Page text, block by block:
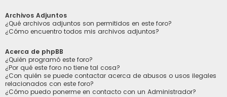
Archivos Adjuntos
¿Qué archivos adjuntos son permitidos en este foro?
¿Cómo encuentro todos mis archivos adjuntos?
Acerca de phpBB
¿Quién programó este foro?
¿Por qué este foro no tiene tal cosa?
¿Con quién se puede contactar acerca de abusos o usos ilegales
relacionados con este foro?
¿Cómo puedo ponerme en contacto con un Administrador?